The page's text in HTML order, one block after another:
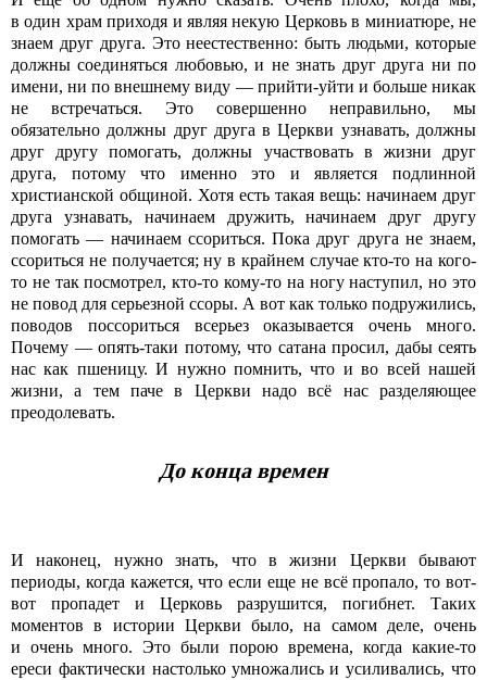
в один храм приходя и являя некую Церковь в миниатюре, не
знаем друг друга. Это неестественно: быть людьми, которые
должны соединяться любовью, и не знать друг друга ни по
имени, ни по внешнему виду — прийти-уйти и больше никак
не встречаться. Это совершенно неправильно, мы
обязательно должны друг друга в Церкви узнавать, должны
друг другу помогать, должны участвовать в жизни друг
друга, потому что именно это и является подлинной
христианской общиной. Хотя есть такая вещь: начинаем друг
друга узнавать, начинаем дружить, начинаем друг другу
помогать — начинаем ссориться. Пока друг друга не знаем,
ссориться не получается; ну в крайнем случае кто-то на кого-
то не так посмотрел, кто-то кому-то на ногу наступил, но это
не повод для серьезной ссоры. А вот как только подружились,
поводов поссориться всерьез оказывается очень много.
Почему — опять-таки потому, что сатана просил, дабы сеять
нас как пшеницу. И нужно помнить, что и во всей нашей
жизни, а тем паче в Церкви надо всё нас разделяющее
преодолевать.
До конца времен
И наконец, нужно знать, что в жизни Церкви бывают
периоды, когда кажется, что если еще не всё пропало, то вот-
вот пропадет и Церковь разрушится, погибнет. Таких
моментов в истории Церкви было, на самом деле, очень
и очень много. Это были порою времена, когда какие-то
ереси фактически настолько умножались и усиливались, что